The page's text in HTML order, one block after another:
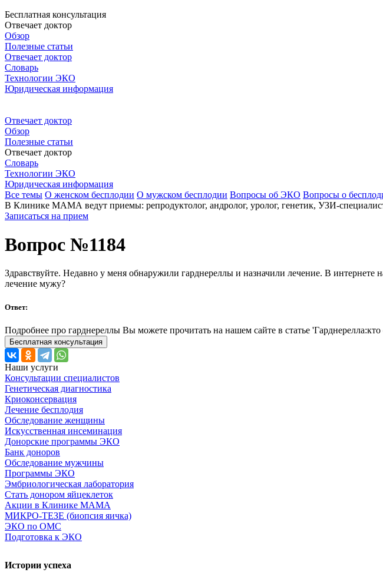
Бесплатная консультация
Отвечает доктор
Обзор
Полезные статьи
Отвечает доктор
Словарь
Технологии ЭКО
Юридическая информация
Отвечает доктор
Обзор
Полезные статьи
Отвечает доктор
Словарь
Технологии ЭКО
Юридическая информация
Все темы О женском бесплодии О мужском бесплодии Вопросы об ЭКО Вопросы о
В Клинике МАМА ведут приемы: репродуктолог, андролог, уролог, генетик, УЗИ-
Записаться на прием
Вопрос №1184
Здравствуйте. Недавно у меня обнаружили гарднереллы и назначили лечение. В
лечение мужу?
Ответ:
Подробнее про гарднереллы Вы можете прочитать на нашем сайте в статье 'Гарднерелла:кто
Бесплатная консультация
Наши услуги
Консультации специалистов
Генетическая диагностика
Криоконсервация
Лечение бесплодия
Обследование женщины
Искусственная инсеминация
Донорские программы ЭКО
Банк доноров
Обследование мужчины
Программы ЭКО
Эмбриологическая лаборатория
Стать донором яйцеклеток
Акции в Клинике МАМА
МИКРО-ТЕЗЕ (биопсия яичка)
ЭКО по ОМС
Подготовка к ЭКО
Истории успеха